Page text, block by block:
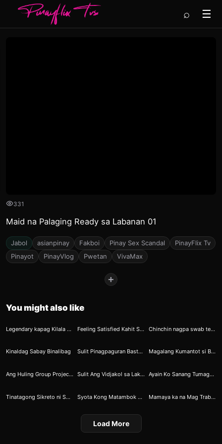
☰
⌕
331
Maid na Palaging Ready sa Labanan 01
Jabol asianpinay Fakboi Pinay Sex Scandal
PinayFlix Tv
Pinayot
PinayVlog Pwetan VivaMax
+
You might also like
32
Legendary kapag Kilala Mo Itong si Lodi Feeling Satisfied Kahit Single si Apple Chinchin nagpa swab test sa bonjing
58
Kinaldag Sabay Binalibag
72
Sulit Pinagpaguran Basta Creampie sa Kiffy
89
Magalang Kumantot si Bornok Katok Muna Bago Pasok
128
Ang Huling Group Project Bago Maging Nanay
158
Sulit Ang Vidjakol sa Laki ng Kundol ni Carol
170
Ayain Ko Sanang Tumagay si Pare Pero Wala Siya Kaya Pinulutan Ko Nalang Misis Niya
189
Tinatagong Sikreto ni Shharmaine
231
Syota Kong Matambok Aking Binarurot
245
Mamaya ka na Mag Trabaho Palamas Muna ng Suso
Load More